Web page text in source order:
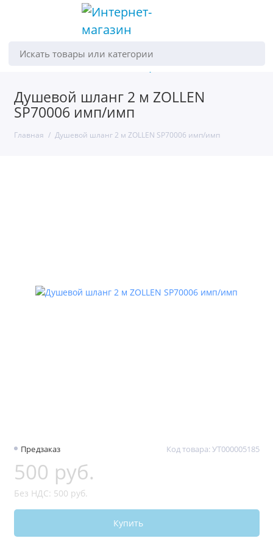
Искать товары или категории
Душевой шланг 2 м ZOLLEN
SP70006 имп/имп
Главная Душевой шланг 2 м ZOLLEN SP70006 имп/имп
Предзаказ Код товара: УТ000005185
500 руб.
Без НДС: 500 руб.
Купить